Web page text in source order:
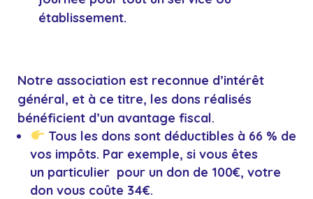
établissement.
Notre association est reconnue d’intérêt
général, et à ce titre, les dons réalisés
bénéficient d’un avantage fiscal.
Tous les dons sont déductibles à 66 % de
vos impôts. Par exemple, si vous êtes
un particulier pour un don de 100€, votre
don vous coûte 34€.